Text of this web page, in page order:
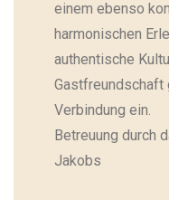
einem ebenso
harmonischen
authentische
Gastfreundschaft
Verbindung ein.
Betreuung durch
Jakobs